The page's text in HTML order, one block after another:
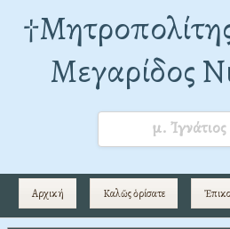
†Mητροπολίτης
Μεγαρίδος
μ.
Αρχική Καλῶς ὁρίσατε